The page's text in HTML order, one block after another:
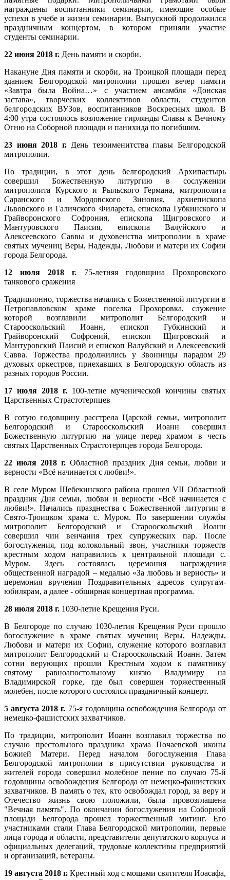
награждены воспитанники семинарии, имеющие особые
успехи в учебе и жизни семинарии. Выпускной продолжился
праздничным концертом, в котором приняли участие
студенты семинарии.
22 июня 2018 г. День памяти и скорби.
Накануне Дня памяти и скорби, на Троицкой площади перед
зданием Белгородской митрополии прошел вечер памяти
«Завтра была Война…» с участием ансамбля «Донская
застава», творческих коллективов области, студентов
белгородских ВУЗов, воспитанников Воскресных школ. В
4:00 утра состоялось возложение гирлянды Славы к Вечному
Огню на Соборной площади и панихида по погибшим.
23 июня 2018 г. День тезоименитства главы Белгородской
митрополии.
По традиции, в этот день белгородский Архипастырь
совершил Божественную литургию в сослужении
митрополита Курского и Рыльского Германа, митрополита
Саранского и Мордовского Зиновия, архиепископа
Львовского и Галичского Филарета, епископа Губкинского и
Грайворонского Софрония, епископа Щигровского и
Мантуровского Паисия, епископа Валуйского и
Алексеевского Саввы и духовенства митрополии в храме
святых мучениц Веры, Надежды, Любови и матери их Софии
города Белгорода.
12 июля 2018 г. 75-летняя годовщина Прохоровского
танкового сражения
Традиционно, торжества начались с Божественной литургии в
Петропавловском храме поселка Прохоровка, служение
которой возглавили митрополит Белгородский и
Старооскольский Иоанн, епископ Губкинский и
Грайворонский Софроний, епископ Щигровский и
Мантуровский Паисий и епископ Валуйский и Алексеевский
Савва. Торжества продолжились у Звонницы парадом 29
духовых оркестров, приехавших в Белгородскую область из
разных городов России.
17 июля 2018 г. 100-летие мученической кончины святых
Царственных Страстотерпцев
В сотую годовщину расстрела Царской семьи, митрополит
Белгородский и Старооскольский Иоанн совершил
Божественную литургию на улице перед храмом в честь
святых Царственных Страстотерпцев города Белгорода.
22 июля 2018 г. Областной праздник Дня семьи, любви и
верности «Всё начинается с любви!».
В селе Муром Шебекинского района прошел VII Областной
праздник Дня семьи, любви и верности «Всё начинается с
любви!». Начались празднества с Божественной литургии в
Свято-Троицком храма с. Муром. По завершении службы
митрополит Белгородский и Старооскольский Иоанн
совершил чин венчания трех супружеских пар. После
богослужения, под колокольный звон, участники торжеств
крестным ходом направились к центральной площади с.
Муром. Здесь состоялась церемония награждения
общественной наградой – медалью «За любовь и верность» и
церемония вручения Поздравительных адресов супругам-
юбилярам, а далее - обширная концертная программа.
28 июля 2018 г. 1030-летие Крещения Руси.
В Белгороде по случаю 1030-летия Крещения Руси прошло
богослужение в храме святых мучениц Веры, Надежды,
Любови и матери их Софии, служение которого возглавил
митрополит Белгородский и Старооскольский Иоанн. Затем
сотни верующих прошли Крестным ходом к памятнику
святому равноапостольному князю Владимиру на
Владимирской горке, где был совершен торжественный
молебен, после которого состоялся праздничный концерт.
5 августа 2018 г. 75-я годовщина освобождения Белгорода от
немецко-фашистских захватчиков.
По традиции, митрополит Иоанн возглавил торжества по
случаю престольного праздника храма Почаевской иконы
Божией Матери. Перед началом богослужения Глава
Белгородской митрополии в присутствии руководства и
жителей города совершил молебное пение по случаю 75-й
годовщины освобождения Белгорода от немецко-фашистских
захватчиков. В память о тех, кто освобождал город, за веру и
Отечество жизнь свою положили, была провозглашена
"Вечная память". По окончании богослужения на Соборной
площади Белгорода прошел торжественный митинг. Его
участниками стали Глава Белгородской митрополии, первые
лица города и области, представители депутатского корпуса и
официальных делегаций, трудовые коллективы предприятий
и организаций, ветераны.
19 августа 2018 г. Крестный ход с мощами святителя Иоасафа,